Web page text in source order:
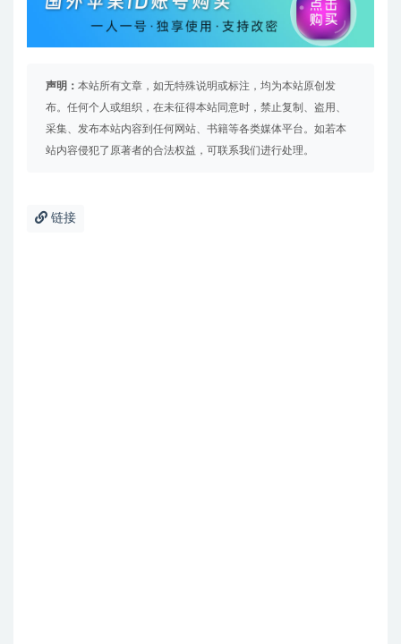
声明： 本站所有文章，如无特殊说明或标注，均为本站原创发
布。任何个人或组织，在未征得本站同意时，禁止复制、盗用、
采集、发布本站内容到任何网站、书籍等各类媒体平台。如若本
站内容侵犯了原著者的合法权益，可联系我们进行处理。
链接